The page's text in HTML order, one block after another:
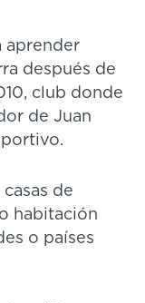
aprender
después de
club donde
de Juan
de
habitación
o países